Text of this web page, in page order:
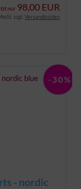
nur 98,00 EUR
zzgl. Versandkosten
- nordic
-30%